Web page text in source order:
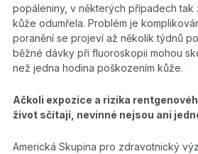
popáleniny, v některých případech tak
kůže odumřela. Problém je
poranění se projeví až několik týdnů
běžné dávky při fluoroskopii mohou
než jedna hodina poškozením kůže.
Ačkoli expozice a rizika
život sčítají, nevinné nejsou ani
Americká Skupina pro zdravotnický